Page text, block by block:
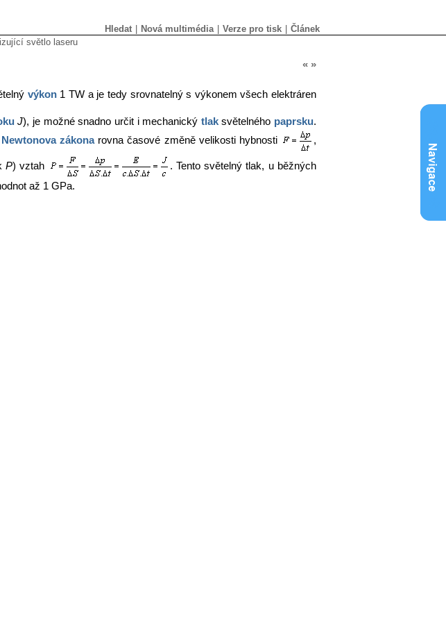
Hledat Nová multimédia Verze pro tisk
Článek
světlo laseru
« »
výkon1 TW a je tedy srovnatelný s výkonem všech elektráren
J), je možné snadno určit i mechanický tlaksvětelného paprsku.
zákonarovna časové změně velikosti hybnosti ,
P) vztah
. Tento světelný tlak, u běžných
až 1 GPa.